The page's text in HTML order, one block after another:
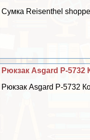
Сумка Reisenthel
Рюкзак Asgard Р-
Рюкзак Asgard Р-5732